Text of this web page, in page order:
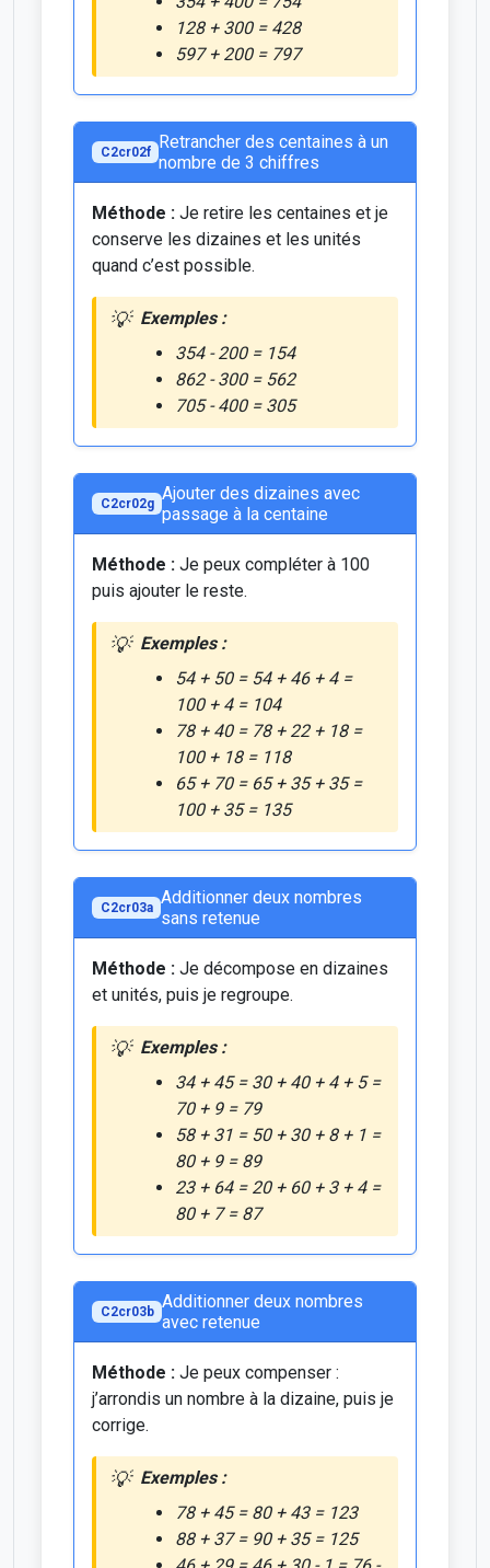
128 + 300 = 428
597 + 200 = 797
C2cr02f
Retrancher des centaines à un
nombre de 3 chiffres
Méthode :Je retire les centaines et je
conserve les dizaines et les unités
quand c’est possible.
Exemples :
354 - 200 = 154
862 - 300 = 562
705 - 400 = 305
C2cr02g Ajouter des dizaines avec
passage à la centaine
Méthode :Je peux compléter à 100
puis ajouter le reste.
Exemples :
54 + 50 = 54 + 46 + 4 =
100 + 4 = 104
78 + 40 = 78 + 22 + 18 =
100 + 18 = 118
65 + 70 = 65 + 35 + 35 =
100 + 35 = 135
C2cr03a Additionner deux nombres
sans retenue
Méthode :Je décompose en dizaines
et unités, puis je regroupe.
Exemples :
34 + 45 = 30 + 40 + 4 + 5 =
70 + 9 = 79
58 + 31 = 50 + 30 + 8 + 1 =
80 + 9 = 89
23 + 64 = 20 + 60 + 3 + 4 =
80 + 7 = 87
C2cr03b Additionner deux nombres
avec retenue
Méthode :Je peux compenser :
j’arrondis un nombre à la dizaine, puis je
corrige.
Exemples :
78 + 45 = 80 + 43 = 123
88 + 37 = 90 + 35 = 125